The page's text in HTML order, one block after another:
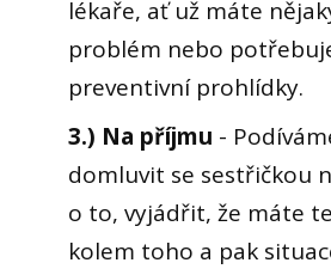
lékaře, ať už máte
problém nebo
preventivní prohlídky.
3.) Na příjmu -
domluvit se sestřičkou
o to, vyjádřit, že máte
kolem toho a pak